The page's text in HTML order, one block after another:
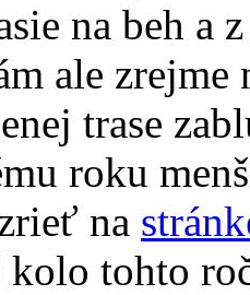
na beh a
ale
trase
roku
na
kolo tohto